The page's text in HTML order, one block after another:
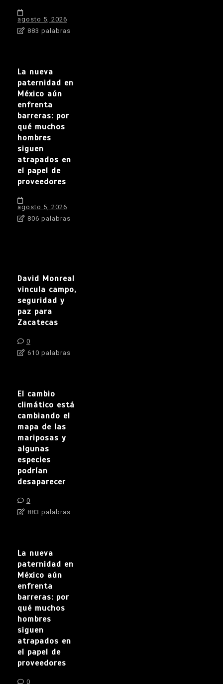
agosto 5, 2026
883 palabras
La nueva
paternidad en
México aún
enfrenta
barreras: por
qué muchos
hombres
siguen
atrapados en
el papel de
proveedores
agosto 5, 2026
806 palabras
David Monreal
vincula campo,
seguridad y
paz para
Zacatecas
0
610 palabras
El cambio
climático está
cambiando el
mapa de las
mariposas y
algunas
especies
podrían
desaparecer
0
883 palabras
La nueva
paternidad en
México aún
enfrenta
barreras: por
qué muchos
hombres
siguen
atrapados en
el papel de
proveedores
0